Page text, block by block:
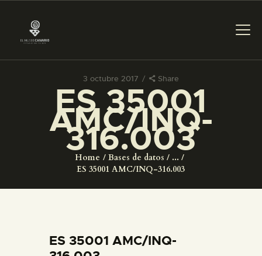
3 octubre 2017 Share
ES 35001
AMC/INQ-
316.003
Home Bases de datos
...
ES 35001 AMC/INQ-316.003
PREPARAR LA VISITA
ACTIVIDADES
COLECCIONES
ES 35001 AMC/INQ-